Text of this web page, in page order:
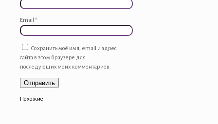
Email *
Сохранить моё имя, email и адрес
сайта в этом браузере для
последующих моих комментариев.
Похожие